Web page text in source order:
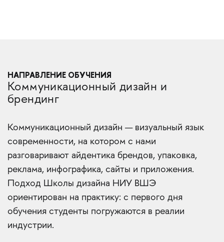
НАПРАВЛЕНИЕ ОБУЧЕНИЯ
Коммуникационный дизайн и
брендинг
Коммуникационный дизайн — визуальный язык
современности, на котором с нами
разговаривают айдентика брендов, упаковка,
реклама, инфографика, сайты и приложения.
Подход Школы дизайна НИУ ВШЭ
ориентирован на практику: с первого дня
обучения студенты погружаются в реалии
индустрии.